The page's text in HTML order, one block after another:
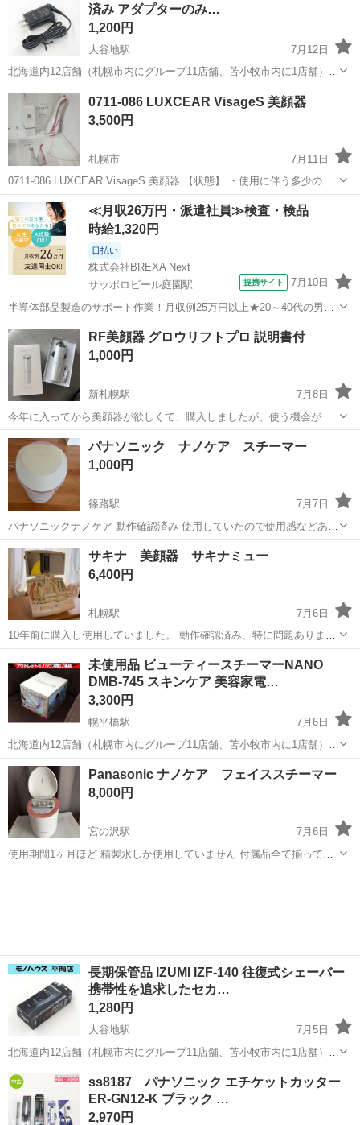
済み アダプターのみ…
1,200円
大谷地駅
7月12日
北海道内12店舗（札幌市内にグループ11店舗、苫小牧市内に1店舗）
Used Goods Market ★ユーズドグッズマーケット★ 総合リサイクルシ
ョップ アウトレットモノハウス平岡店です。 Panason...
北海道 札幌市 ラムダッシュ
0711-086 LUXCEAR VisageS 美顔器
3,500円
札幌市
7月11日
0711-086 LUXCEAR VisageS 美顔器 【状態】 ・使用に伴う多少のス
レ、キズ、落としきれない汚れなどございます ・詳細は現地でご確認
ください ・お値引きは出来かねますのでご了承願います ...
北海道 札幌市 美容家電 美顔器
≪月収26万円・派遣社員≫検査・検品
時給1,320円
日払い
株式会社BREXA Next
サッポロビール庭園駅
提携サイト 7月10日
半導体部品製造のサポート作業！月収例25万円以上★20～40代の男女
活躍中！座り作業！空調完備なので1年中快適作業◎マイカー通勤OK
＆無料駐車場あり★作業着無償貸与◎《北海道恵庭市》 人気の工場の
お仕事 ◇半導体部品製造作...
北海道 恵庭市 サッポロビール庭園駅 その他
RF美顔器 グロウリフトプロ 説明書付
1,000円
新札幌駅
7月8日
今年に入ってから美顔器が欲しくて、購入しましたが、使う機会がほ
とんどなく、棚に眠っていました。 そのため、今後大切に使っていた
だける方にお譲りしたいです。 定価: 12,890円 動作確認済み 使用回数
1.2回程度 綺麗...
北海道 札幌市 新札幌駅 美容家電
パナソニック ナノケア スチーマー
1,000円
篠路駅
7月7日
パナソニックナノケア 動作確認済み 使用していたので使用感などあり
ます。 それでも気にならない方のみ購入お願いします。
北海道 石狩市 篠路駅 美容家電
サキナ 美顔器 サキナミュー
6,400円
札幌駅
7月6日
10年前に購入し使用していました。 動作確認済み、特に問題ありませ
ん。 汚れや傷は多少ありますが、目立つものはありません。 美顔器カ
バー、取扱説明書、ビューティープログラムマニュアル、スキンケア
ポイントのDVD、エプロン、...
札幌駅 美容家電
未使用品 ビューティースチーマーNANO
DMB-745 スキンケア 美容家電…
3,300円
幌平橋駅
7月6日
北海道内12店舗（札幌市内にグループ11店舗、苫小牧市内に1店舗）
Used Goods Market ★ユーズドグッズマーケット★ 総合リサイクルシ
ョップ アウトレットモノハウス南12条店です。 -----...
北海道 札幌市
Panasonic ナノケア フェイススチーマー
8,000円
宮の沢駅
7月6日
使用期間1ヶ月ほど 精製水しか使用していません 付属品全て揃ってい
長期保管品 IZUMI IZF-140 往復式シェーバー
携帯性を追求したセカ…
1,280円
大谷地駅
7月5日
北海道内12店舗（札幌市内にグループ11店舗、苫小牧市内に1店舗）
Used Goods Market ★ユーズドグッズマーケット★ 総合リサイクルシ
ョップ アウトレットモノハウス平岡店です。 長期保管品 I...
北海道 札幌市 シェーバー
ss8187 パナソニック エチケットカッター
ER-GN12-K ブラック …
2,970円